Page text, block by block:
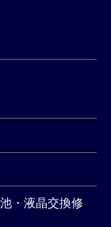
・液晶交換修